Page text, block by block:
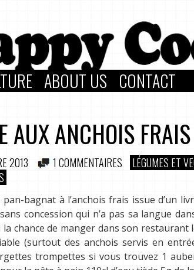
ABOUT US CONTACT
AUX ANCHOIS FRAIS
2013 1 COMMENTAIRES LÉGUMES ET
bagnat à l’anchois frais issue d’un
concession qui n’a pas sa langue
la chance de manger dans son
(surtout des anchois servis en
trompettes si vous trouvez 1